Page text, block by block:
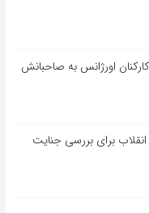
برای بررسی جنایت